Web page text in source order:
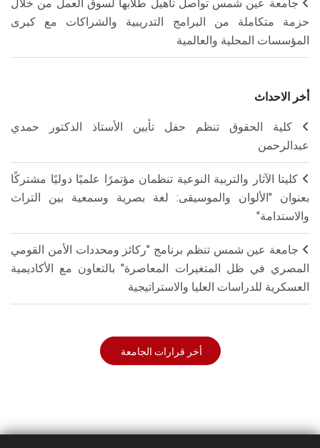
جامعة عين شمس تواصل تأهيل طلابها لسوق العمل من خلال
حزمة متكاملة من البرامج التدريبية والشراكات مع كبرى
المؤسسات المحلية والعالمية
أخر الاحداث
كلية الحقوق تنظم حفل تأبين الأستاذ الدكتور حمدي
عبدالرحمن
كليتا الآثار والتربية النوعية تنظمان مؤتمرًا علميًا دوليًا مشتركًا
بعنوان "الألوان والموسيقى: لغة بصرية وسمعية بين التراث
والاستدامة"
جامعة عين شمس تنظم برنامج "ركائز ومحددات الأمن القومي
المصري في ظل المتغيرات المعاصرة" بالتعاون مع الأكاديمية
العسكرية للدراسات العليا والاستراتيجية
أخر قرارات الجامعة